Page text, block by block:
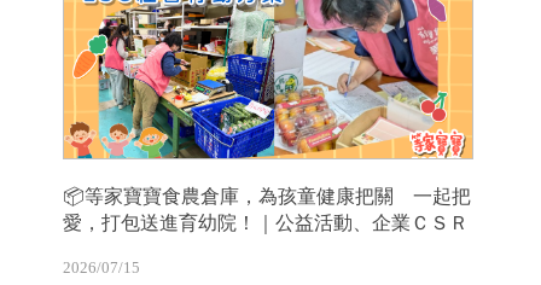
📦等家寶寶食農倉庫，為孩童健康把關 一起把
愛，打包送進育幼院！｜公益活動、企業ＣＳＲ
2026/07/15